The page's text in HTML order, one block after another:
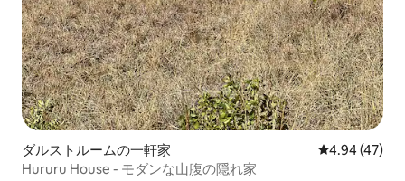
ダルストルームの一軒家 レビュー47
4.94 (47)
Hururu House - モダンな山腹の隠れ家